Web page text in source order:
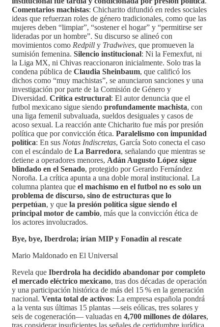
Comentarios machistas: Chicharito difundió en redes sociales
ideas que refuerzan roles de género tradicionales, como que las
mujeres deben “limpiar”, “sostener el hogar” y “permitirse ser
lideradas por un hombre”. Su discurso se alineó con
movimientos como Redpill y Tradwives, que promueven la
sumisión femenina. Silencio institucional: Ni la Femexfut, ni
la Liga MX, ni Chivas reaccionaron inicialmente. Solo tras la
condena pública de Claudia Sheinbaum, que calificó los
dichos como “muy machistas”, se anunciaron sanciones y una
investigación por parte de la Comisión de Género y
Diversidad. Crítica estructural: El autor denuncia que el
futbol mexicano sigue siendo profundamente machista, con
una liga femenil subvaluada, sueldos desiguales y casos de
acoso sexual. La reacción ante Chicharito fue más por presión
política que por convicción ética. Paralelismo con impunidad
política: En sus Notas Indiscretas, García Soto conecta el caso
con el escándalo de La Barredora, señalando que mientras se
detiene a operadores menores, Adán Augusto López sigue
blindado en el Senado, protegido por Gerardo Fernández
Noroña. La crítica apunta a una doble moral institucional. La
columna plantea que el machismo en el futbol no es solo un
problema de discurso, sino de estructuras que lo
perpetúan, y que la presión política sigue siendo el
principal motor de cambio, más que la convicción ética de
los actores involucrados.
Bye, bye, Iberdrola; irían MIP y Fonadin al rescate
Mario Maldonado en El Universal
Revela que Iberdrola ha decidido abandonar por completo
el mercado eléctrico mexicano, tras dos décadas de operación
y una participación histórica de más del 15 % en la generación
nacional. Venta total de activos: La empresa española pondrá
a la venta sus últimas 15 plantas —seis eólicas, tres solares y
seis de cogeneración— valuadas en 4,700 millones de dólares,
tras considerar insuficientes las señales de certidumbre jurídica